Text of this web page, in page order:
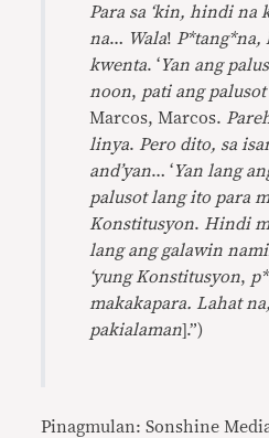
Para sa ‘kin, hindi na
na… Wala! P*tang*na,
kwenta.‘Yan ang
noon, pati ang
Marcos, Marcos.
linya. Pero dito, sa
and’yan… ‘Yan lang
palusot lang ito para
Konstitusyon. Hindi
lang ang galawin
‘yung Konstitusyon,
makakapara. Lahat
pakialaman].”)
Pinagmulan: Sonshine